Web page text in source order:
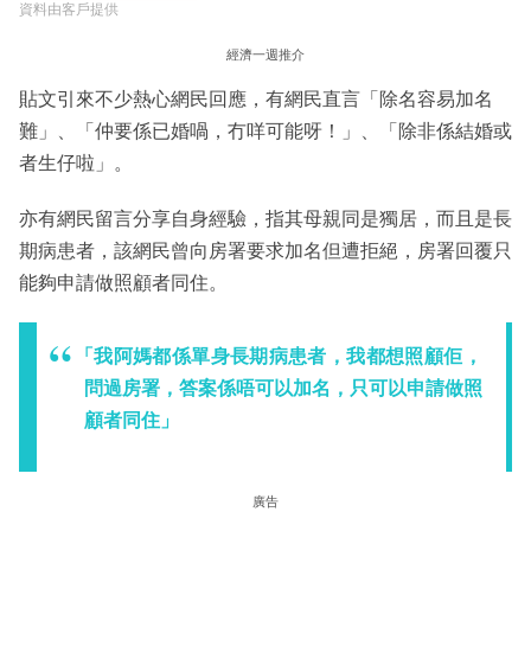
資料由客戶提供
經濟一週推介
貼文引來不少熱心網民回應，有網民直言「除名容易加名
難」、「仲要係已婚喎，冇咩可能呀！」、「除非係結婚或
者生仔啦」。
亦有網民留言分享自身經驗，指其母親同是獨居，而且是長
期病患者，該網民曾向房署要求加名但遭拒絕，房署回覆只
能夠申請做照顧者同住。
「我阿媽都係單身長期病患者，我都想照顧佢，
問過房署，答案係唔可以加名，只可以申請做照
顧者同住」
廣告